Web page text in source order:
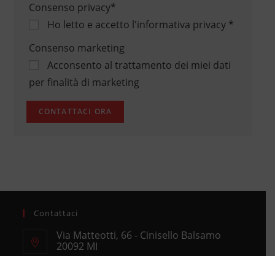
Consenso privacy*
Ho letto e accetto l'informativa privacy*
Consenso marketing
Acconsento al trattamento dei miei dati
per finalità di marketing
Contattaci
Via Matteotti, 66 - Cinisello Balsamo
20092 MI